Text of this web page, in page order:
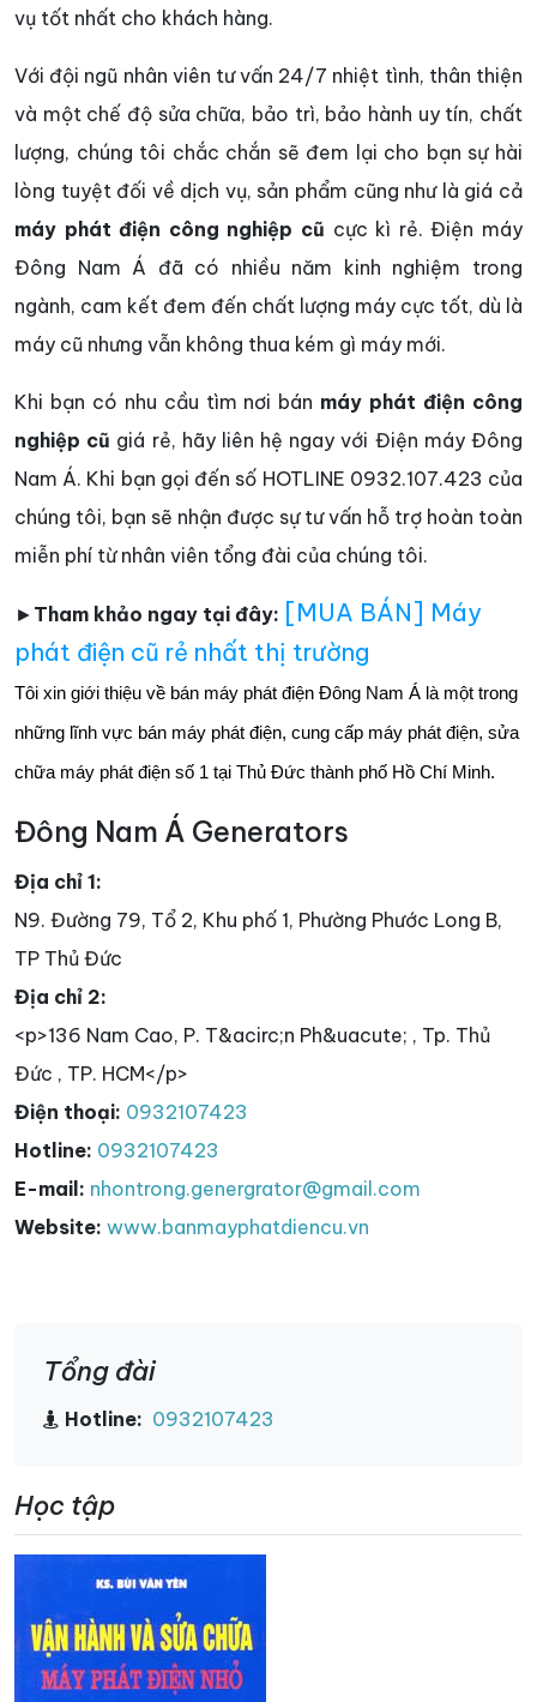
vụ tốt nhất cho khách hàng.
Với đội ngũ nhân viên tư vấn 24/7 nhiệt tình, thân thiện
và một chế độ sửa chữa, bảo trì, bảo hành uy tín, chất
lượng, chúng tôi chắc chắn sẽ đem lại cho bạn sự hài
lòng tuyệt đối về dịch vụ, sản phẩm cũng như là giá cả
máy phát điện công nghiệp cũ cực kì rẻ. Điện máy
Đông Nam Á đã có nhiều năm kinh nghiệm trong
ngành, cam kết đem đến chất lượng máy cực tốt, dù là
máy cũ nhưng vẫn không thua kém gì máy mới.
Khi bạn có nhu cầu tìm nơi bán máy phát điện công
nghiệp cũ giá rẻ, hãy liên hệ ngay với Điện máy Đông
Nam Á. Khi bạn gọi đến số HOTLINE 0932.107.423 của
chúng tôi, bạn sẽ nhận được sự tư vấn hỗ trợ hoàn toàn
miễn phí từ nhân viên tổng đài của chúng tôi.
► Tham khảo ngay tại đây: [MUA BÁN] Máy
phát điện cũ rẻ nhất thị trường
Tôi xin giới thiệu về bán máy phát điện Đông Nam Á là một trong
những lĩnh vực bán máy phát điện, cung cấp máy phát điện, sửa
chữa máy phát điện số 1 tại Thủ Đức thành phố Hồ Chí Minh.
Đông Nam Á Generators
Địa chỉ 1:
N9. Đường 79, Tổ 2, Khu phố 1, Phường Phước Long B,
TP Thủ Đức
Địa chỉ 2:
<p>136 Nam Cao, P. T&acirc;n Ph&uacute; , Tp. Thủ
Đức , TP. HCM</p>
Điện thoại: 0932107423
Hotline: 0932107423
E-mail: nhontrong.genergrator@gmail.com
Website: www.banmayphatdiencu.vn
Tổng đài
Hotline: 0932107423
Học tập